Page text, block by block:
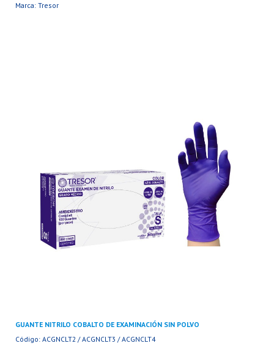
Marca: Tresor
GUANTE NITRILO COBALTO DE EXAMINACIÓN SIN POLVO
Código: ACGNCLT2 / ACGNCLT3 / ACGNCLT4